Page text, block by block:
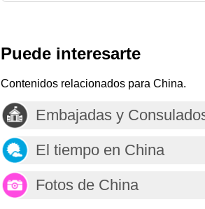
Puede interesarte
Contenidos relacionados para China.
Embajadas y
El tiempo en China
Fotos de China